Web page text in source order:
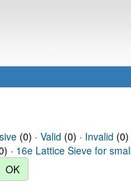
(0) · Valid (0) · Invalid (0)
· 16e Lattice Sieve for